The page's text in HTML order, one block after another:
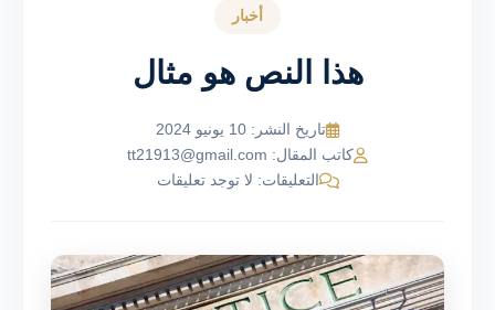
أخبار
هذا النص هو مثال
تاريخ النشر: 10 يونيو 2024
كاتب المقال: tt21913@gmail.com
التعليقات: لا توجد تعليقات